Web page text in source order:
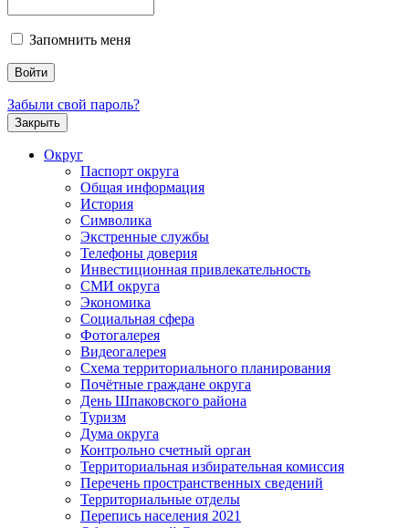
Запомнить меня
Забыли свой пароль?
Закрыть
Округ
Паспорт округа
Общая информация
История
Символика
Экстренные службы
Телефоны доверия
Инвестиционная привлекательность
СМИ округа
Экономика
Социальная сфера
Фотогалерея
Видеогалерея
Схема территориального планирования
Почётные граждане округа
День Шпаковского района
Туризм
Дума округа
Контрольно счетный орган
Территориальная избирательная комиссия
Перечень пространственных сведений
Территориальные отделы
Перепись населения 2021